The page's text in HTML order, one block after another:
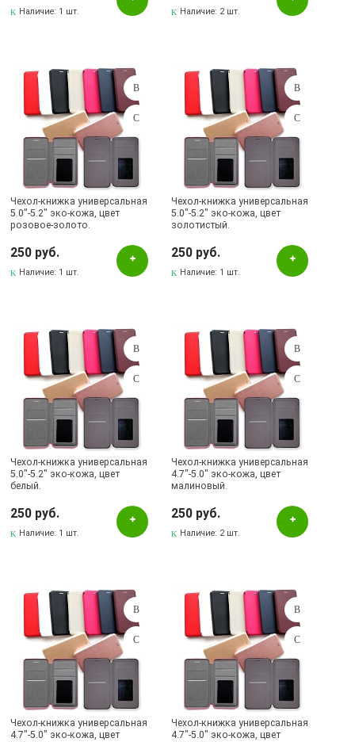
Наличие: 1 шт. Наличие: 2 шт.
Чехол-книжка универсальная
5.0"-5.2" эко-кожа, цвет
розовое-золото.
250 руб.
Наличие: 1 шт.
Чехол-книжка универсальная
5.0"-5.2" эко-кожа, цвет
золотистый.
250 руб.
Наличие: 1 шт.
Чехол-книжка универсальная
5.0"-5.2" эко-кожа, цвет
белый.
250 руб.
Наличие: 1 шт.
Чехол-книжка универсальная
4.7"-5.0" эко-кожа, цвет
малиновый.
250 руб.
Наличие: 2 шт.
Чехол-книжка универсальная
4.7"-5.0" эко-кожа, цвет
Чехол-книжка универсальная
4.7"-5.0" эко-кожа, цвет